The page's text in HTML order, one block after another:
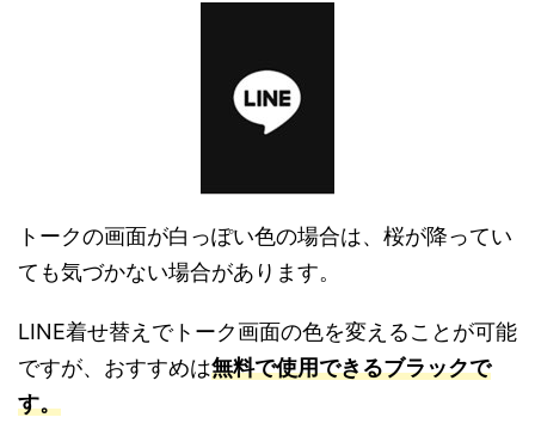
トークの画面が白っぽい色の場合は、桜が降ってい
ても気づかない場合があります。
LINE着せ替えでトーク画面の色を変えることが可能
ですが、おすすめは無料で使用できるブラックで
す。